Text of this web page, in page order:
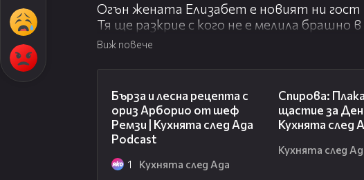
Огън жената Елизабет е новият ни гост
Тя ще разкрие с кого не е мелила брашно
златните ѝ прави най-лошо впечатление
Декорът е предоставен с любезното
Виж повече
Бърза и лесна рецепта с
ориз Арборио от шеф
Ремзи | Кухнята след Ада
Podcast
1 Кухнята след Ада
Спирова:
щастие за
Кухнята след
Кухнята след